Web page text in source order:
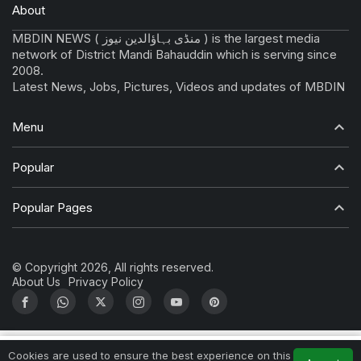
Cookies are used to ensure the best experience on this
About
MBDIN NEWS ( منڈی بہاؤالدین نیوز ) is the largest media
network of District Mandi Bahauddin which is serving since
2008.
Latest News, Jobs, Pictures, Videos and updates of MBDIN
Menu
Popular
Popular Pages
© Copyright 2026, All rights reserved.
About Us
Privacy Policy
0